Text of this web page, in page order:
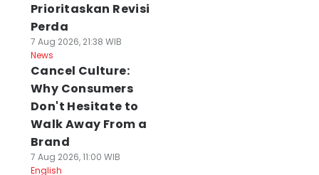
Prioritaskan Revisi
Perda
7 Aug 2026, 21:38 WIB
News
Cancel Culture:
Why Consumers
Don't Hesitate to
Walk Away From a
Brand
7 Aug 2026, 11:00 WIB
English